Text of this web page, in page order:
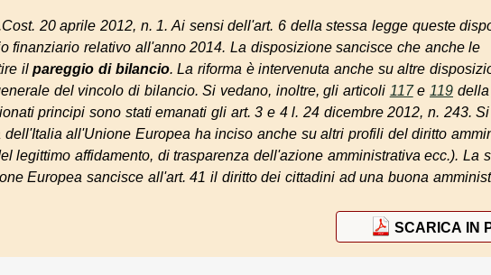
20 aprile 2012, n. 1. Ai sensi dell'art. 6 della stessa legge queste
finanziario relativo all'anno 2014. La disposizione sancisce che anche le
ilpareggio di bilancio. La riforma è intervenuta anche su altre
del vincolo di bilancio. Si vedano, inoltre, gli articoli 117e 119 della
principi sono stati emanati gli art. 3 e 4 l. 24 dicembre 2012, n. 243. Si
all'Unione Europea ha inciso anche su altri profili del diritto
legittimo affidamento, di trasparenza dell'azione amministrativa ecc.). La
Europea sancisce all'art. 41 il diritto dei cittadini ad una buona
SCARICA IN